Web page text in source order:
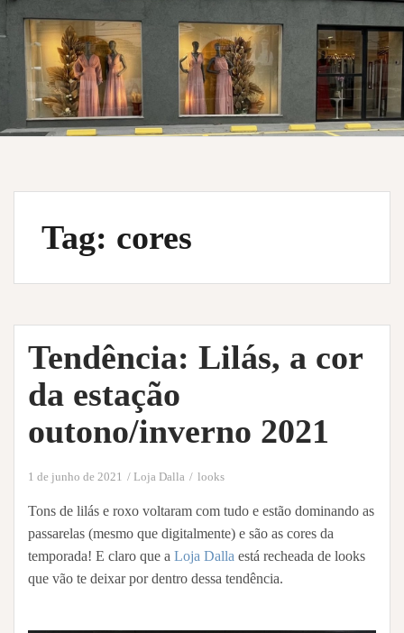
Tag: cores
Tendência: Lilás, a cor
da estação
outono/inverno 2021
1 de junho de 2021 Loja Dalla looks
Tons de lilás e roxo voltaram com tudo e estão dominando as
passarelas (mesmo que digitalmente) e são as cores da
temporada! E claro que a Loja Dalla está recheada de looks
que vão te deixar por dentro dessa tendência.